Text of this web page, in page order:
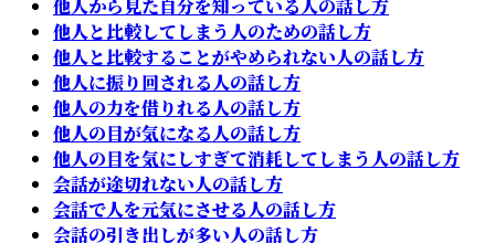
他人から見た自分を知っている人の話し方
他人と比較してしまう人のための話し方
他人と比較することがやめられない人の話し方
他人に振り回される人の話し方
他人の力を借りれる人の話し方
他人の目が気になる人の話し方
他人の目を気にしすぎて消耗してしまう人の話し方
会話が途切れない人の話し方
会話で人を元気にさせる人の話し方
会話の引き出しが多い人の話し方